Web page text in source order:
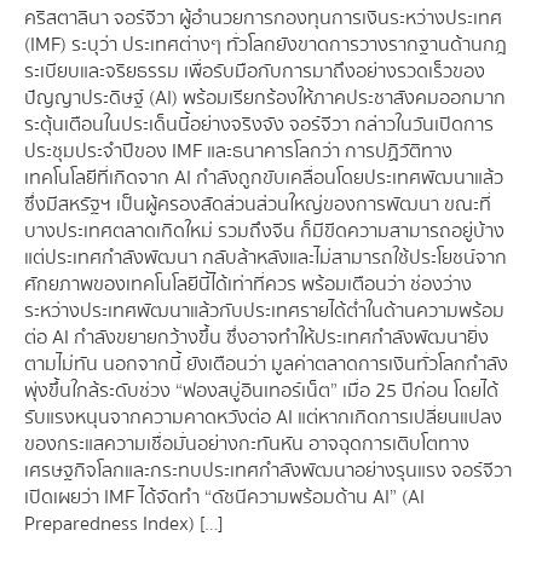
คริสตาลินา จอร์จีวา ผู้อำนวยการกองทุนการเงินระหว่างประเทศ
(IMF) ระบุว่า ประเทศต่างๆ ทั่วโลกยังขาดการวางรากฐานด้านกฎ
ระเบียบและจริยธรรม เพื่อรับมือกับการมาถึงอย่างรวดเร็วของ
ปัญญาประดิษฐ์ (AI) พร้อมเรียกร้องให้ภาคประชาสังคมออกมาก
ระตุ้นเตือนในประเด็นนี้อย่างจริงจัง จอร์จีวา กล่าวในวันเปิดการ
ประชุมประจำปีของ IMF และธนาคารโลกว่า การปฏิวัติทาง
เทคโนโลยีที่เกิดจาก AI กำลังถูกขับเคลื่อนโดยประเทศพัฒนาแล้ว
ซึ่งมีสหรัฐฯ เป็นผู้ครองสัดส่วนส่วนใหญ่ของการพัฒนา ขณะที่
บางประเทศตลาดเกิดใหม่ รวมถึงจีน ก็มีขีดความสามารถอยู่บ้าง
แต่ประเทศกำลังพัฒนา กลับล้าหลังและไม่สามารถใช้ประโยชน์จาก
ศักยภาพของเทคโนโลยีนี้ได้เท่าที่ควร พร้อมเตือนว่า ช่องว่าง
ระหว่างประเทศพัฒนาแล้วกับประเทศรายได้ต่ำในด้านความพร้อม
ต่อ AI กำลังขยายกว้างขึ้น ซึ่งอาจทำให้ประเทศกำลังพัฒนายิ่ง
ตามไม่ทัน นอกจากนี้ ยังเตือนว่า มูลค่าตลาดการเงินทั่วโลกกำลัง
พุ่งขึ้นใกล้ระดับช่วง “ฟองสบู่อินเทอร์เน็ต” เมื่อ 25 ปีก่อน โดยได้
รับแรงหนุนจากความคาดหวังต่อ AI แต่หากเกิดการเปลี่ยนแปลง
ของกระแสความเชื่อมั่นอย่างกะทันหัน อาจฉุดการเติบโตทาง
เศรษฐกิจโลกและกระทบประเทศกำลังพัฒนาอย่างรุนแรง จอร์จีวา
เปิดเผยว่า IMF ได้จัดทำ “ดัชนีความพร้อมด้าน AI” (AI
Preparedness Index) […]